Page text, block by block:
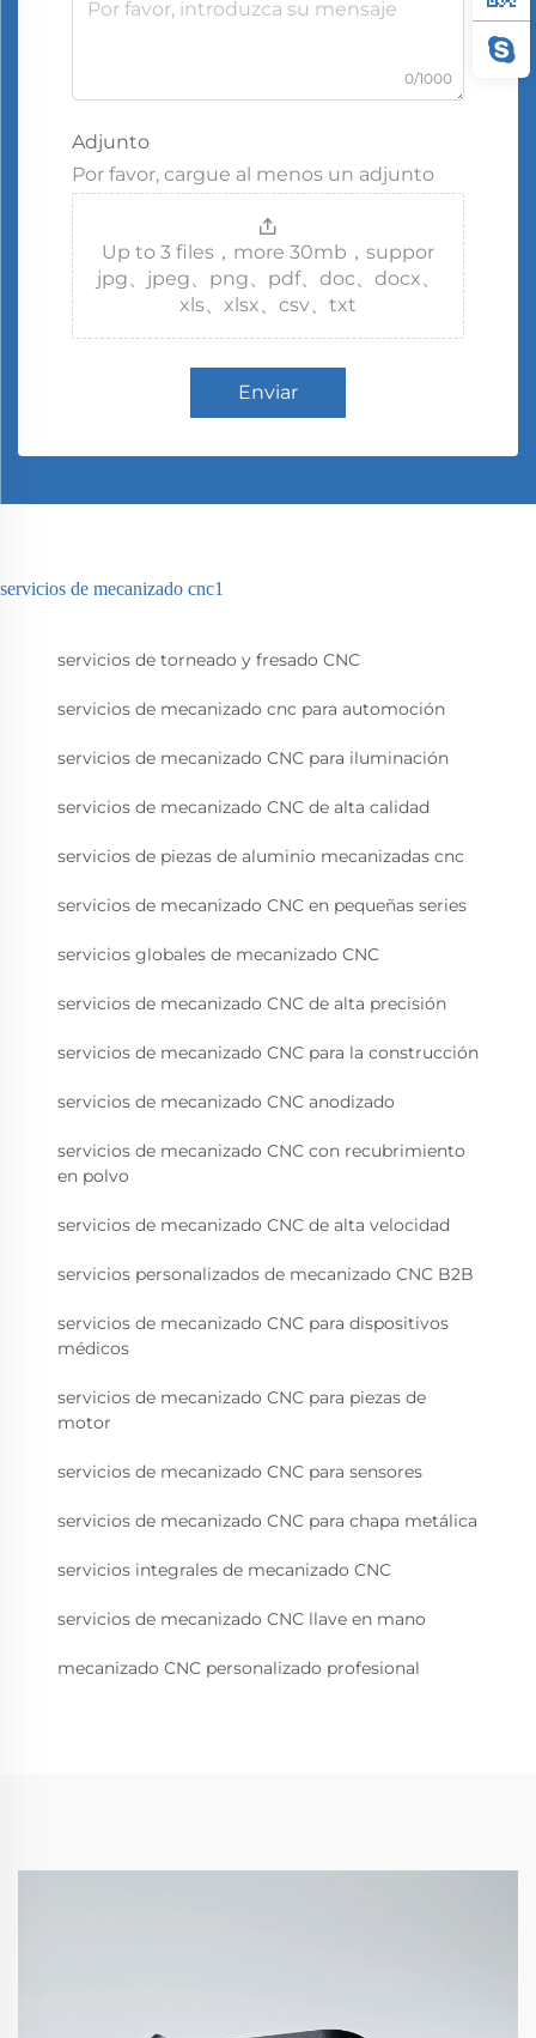
0/1000
Adjunto
Por favor, cargue al menos un adjunto
Up to 3 files，more 30mb，suppor
jpg、jpeg、png、pdf、doc、docx、
xls、xlsx、csv、txt
Enviar
servicios de mecanizado cnc1
servicios de torneado y fresado CNC
servicios de mecanizado cnc para automoción
servicios de mecanizado CNC para iluminación
servicios de mecanizado CNC de alta calidad
servicios de piezas de aluminio mecanizadas cnc
servicios de mecanizado CNC en pequeñas series
servicios globales de mecanizado CNC
servicios de mecanizado CNC de alta precisión
servicios de mecanizado CNC para la construcción
servicios de mecanizado CNC anodizado
servicios de mecanizado CNC con recubrimiento
en polvo
servicios de mecanizado CNC de alta velocidad
servicios personalizados de mecanizado CNC B2B
servicios de mecanizado CNC para dispositivos
médicos
servicios de mecanizado CNC para piezas de
motor
servicios de mecanizado CNC para sensores
servicios de mecanizado CNC para chapa metálica
servicios integrales de mecanizado CNC
servicios de mecanizado CNC llave en mano
mecanizado CNC personalizado profesional